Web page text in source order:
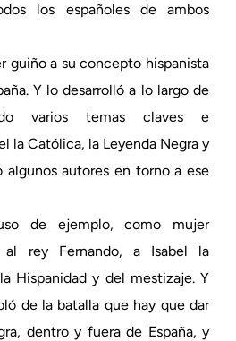
los españoles de ambos
guiño a su concepto hispanista
Y lo desarrolló a lo largo de
varios temas claves e
la Católica, la Leyenda Negra y
algunos autores en torno a ese
de ejemplo, como mujer
al rey Fernando, a Isabel la
Hispanidad y del mestizaje. Y
de la batalla que hay que dar
dentro y fuera de España, y